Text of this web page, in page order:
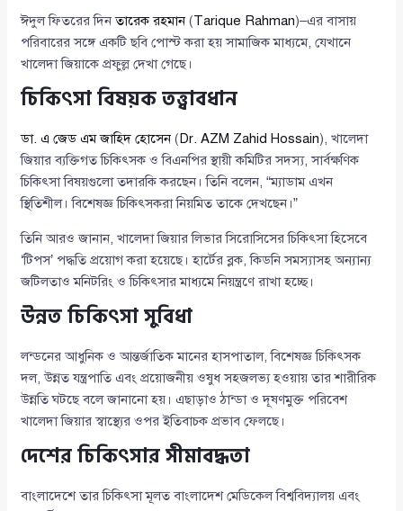
ঈদুল ফিতরের দিনতারেক রহমান(Tarique Rahman)–এর বাসায়
পরিবারের সঙ্গে একটি ছবি পোস্ট করা হয় সামাজিক মাধ্যমে, যেখানে
খালেদা জিয়াকে প্রফুল্ল দেখা গেছে।
চিকিৎসা বিষয়ক তত্ত্বাবধান
ডা. এ জেড এম জাহিদ হোসেন( Dr. AZM Zahid Hossain), খালেদা
জিয়ার ব্যক্তিগত চিকিৎসক ও বিএনপির স্থায়ী কমিটির সদস্য, সার্বক্ষণিক
চিকিৎসা বিষয়গুলো তদারকি করছেন। তিনি বলেন, “ম্যাডাম এখন
স্থিতিশীল। বিশেষজ্ঞ চিকিৎসকরা নিয়মিত তাকে দেখছেন।”
তিনি আরও জানান, খালেদা জিয়ার লিভার সিরোসিসের চিকিৎসা হিসেবে
‘টিপস’ পদ্ধতি প্রয়োগ করা হয়েছে। হার্টের ব্লক, কিডনি সমস্যাসহ অন্যান্য
জটিলতাও মনিটরিং ও চিকিৎসার মাধ্যমে নিয়ন্ত্রণে রাখা হচ্ছে।
উন্নত চিকিৎসা সুবিধা
লন্ডনের আধুনিক ও আন্তর্জাতিক মানের হাসপাতাল, বিশেষজ্ঞ চিকিৎসক
দল, উন্নত যন্ত্রপাতি এবং প্রয়োজনীয় ওষুধ সহজলভ্য হওয়ায় তার শারীরিক
উন্নতি ঘটছে বলে জানানো হয়। এছাড়াও ঠান্ডা ও দূষণমুক্ত পরিবেশ
খালেদা জিয়ার স্বাস্থ্যের ওপর ইতিবাচক প্রভাব ফেলছে।
দেশের চিকিৎসার সীমাবদ্ধতা
বাংলাদেশে তার চিকিৎসা মূলত বাংলাদেশ মেডিকেল বিশ্ববিদ্যালয় এবং